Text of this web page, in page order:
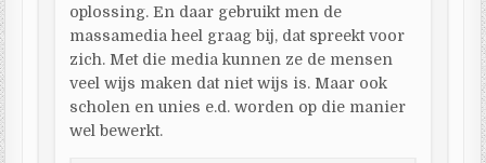
oplossing. En daar gebruikt men de
massamedia heel graag bij, dat spreekt voor
zich. Met die media kunnen ze de mensen
veel wijs maken dat niet wijs is. Maar ook
scholen en unies e.d. worden op die manier
wel bewerkt.